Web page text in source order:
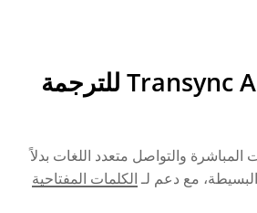
لماذا تختار Transync AI للترجمة
المباشرة والتواصل متعدد اللغات بدلاً
مع دعم لـالكلمات المفتاحية